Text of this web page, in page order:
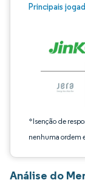
Principais
*Isenção de
nenhuma ordem
Imagem © Mordor
Análise do